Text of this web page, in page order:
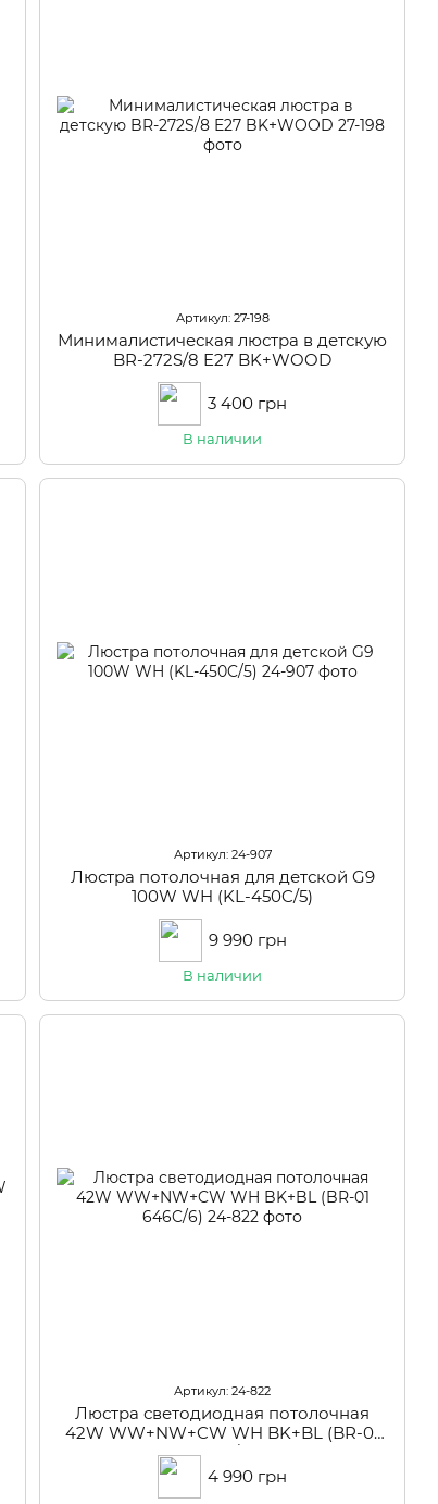
Артикул: 27-198
Минималистическая люстра в детскую
BR-272S/8 E27 BK+WOOD
3 400 грн
В наличии
Артикул: 24-907
Люстра потолочная для детской G9
100W WH (KL-450C/5)
9 990 грн
В наличии
Артикул: 24-822
Люстра светодиодная потолочная
42W WW+NW+CW WH BK+BL (BR-01
646C/6)
4 990 грн